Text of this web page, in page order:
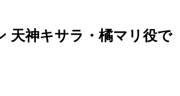
天神キサラ・橘マリ役で